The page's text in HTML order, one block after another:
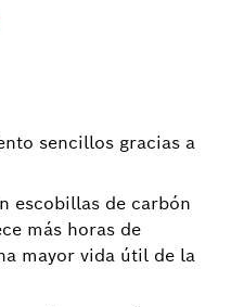
sencillos gracias a
escobillas de carbón
más horas de
mayor vida útil de la